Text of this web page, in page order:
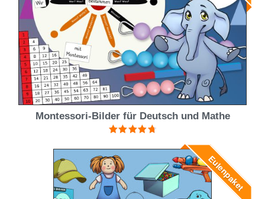
Montessori-Bilder für Deutsch und Mathe
4.83von 5 Eulenpaket